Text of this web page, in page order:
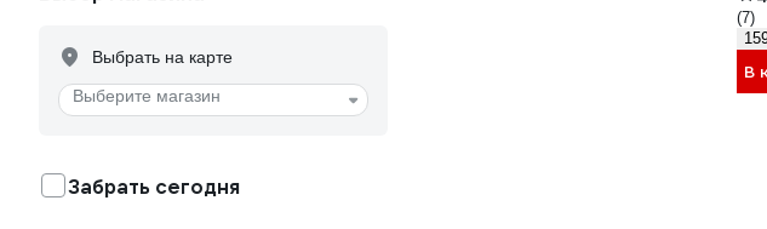
Выбрать на карте
Выберите магазин
Забрать сегодня
(7)
В